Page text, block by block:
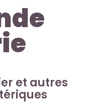
et autres